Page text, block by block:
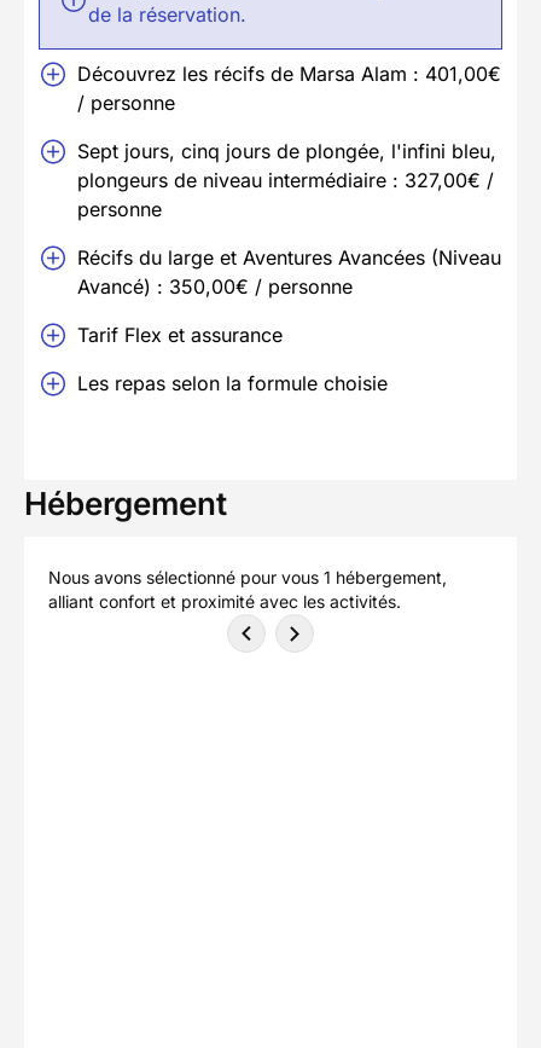
de la réservation.
Découvrez les récifs de Marsa Alam : 401,00€
/ personne
Sept jours, cinq jours de plongée, l'infini bleu,
plongeurs de niveau intermédiaire : 327,00€ /
personne
Récifs du large et Aventures Avancées (Niveau
Avancé) : 350,00€ / personne
Tarif Flex et assurance
Les repas selon la formule choisie
Hébergement
Nous avons sélectionné pour vous 1 hébergement,
alliant confort et proximité avec les activités.